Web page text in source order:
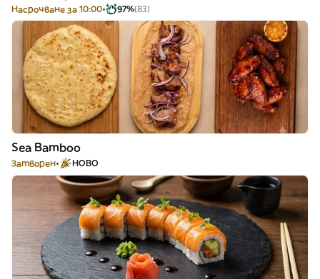
Насрочване за 10:00 97%(83)
Sea Bamboo
Затворен НОВО